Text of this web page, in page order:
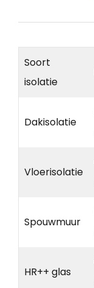
Soort
isolatie
Dakisolatie
Vloerisolatie
Spouwmuur
HR++ glas